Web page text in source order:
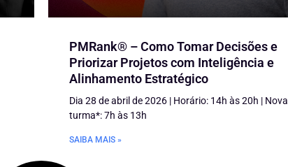
PMRank® – Como Tomar Decisões e
Priorizar Projetos com Inteligência e
Alinhamento Estratégico
Dia 28 de abril de 2026 | Horário: 14h às 20h | Nova
turma*: 7h às 13h
SAIBA MAIS »